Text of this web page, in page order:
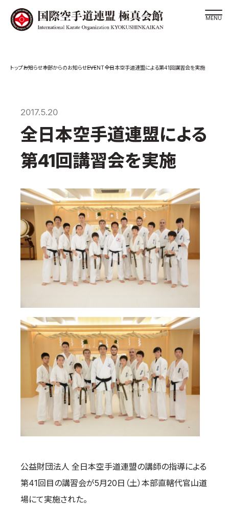
大山倍達総裁 紹介
松井章奎館長 紹介
極真の歴史
極真会館の概要
役員紹介
各委員会紹介
国際空手道連盟について
お知らせ
本部からのお知らせ
公式大会
公式記録
試合規則
入門のご案内
青少年部・保護者の方へ
一般の部・壮年部の方
会員制度
取材のお申し込み
よくある質問
お知らせ本部からのお知らせEVENT全日本空手道連盟による第41回講習会を実施
2017.5.20
全日本空手道連盟による
第41回講習会を実施
公益財団法人 全日本空手道連盟の講師の指導による
第41回目の講習会が5月20日（土）本部直轄代官山道
場にて実施された。